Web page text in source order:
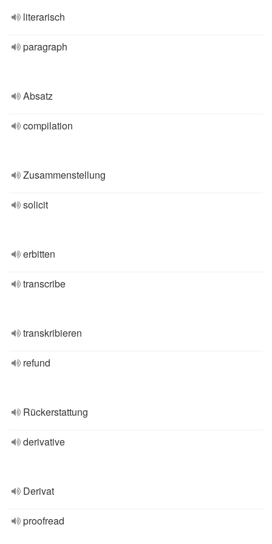
literarisch
paragraph
Absatz
compilation
Zusammenstellung
solicit
erbitten
transcribe
transkribieren
refund
Rückerstattung
derivative
Derivat
proofread